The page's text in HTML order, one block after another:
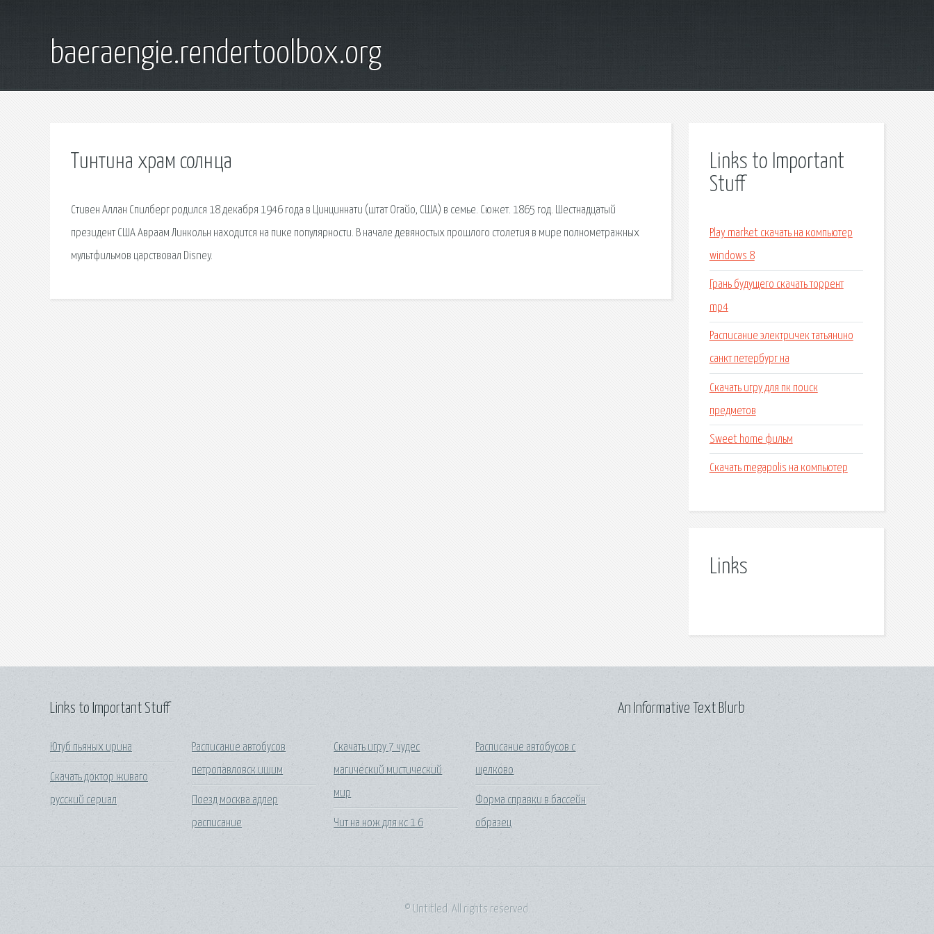
baeraengie.rendertoolbox.org
Тинтина храм солнца
Стивен Аллан Спилберг родился 18 декабря 1946 года в Цинциннати (штат Огайо, США) в семье. Сюжет. 1865 год. Шестнадцатый
президент США Авраам Линкольн находится на пике популярности. В начале девяностых прошлого столетия в мире полнометражных
мультфильмов царствовал Disney.
Links to Important
Stuff
Play market скачать на компьютер
windows 8
Грань будущего скачать торрент
mp4
Расписание электричек татьянино
санкт петербург на
Скачать игру для пк поиск
предметов
Sweet home фильм
Скачать megapolis на компьютер
Links
Links to Important Stuff
Ютуб пьяных ирина
Скачать доктор живаго
русский сериал
Расписание автобусов
петропавловск ишим
Поезд москва адлер
расписание
Скачать игру 7 чудес
магический мистический
мир
Чит на нож для кс 1 6
Расписание автобусов с
щелково
Форма справки в бассейн
образец
An Informative Text Blurb
© Untitled. All rights reserved.